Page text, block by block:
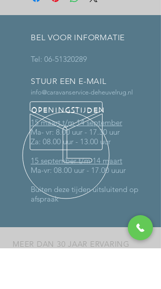
BEL VOOR INFORMATIE
Tel: 06-51320289
STUUR EEN E-MAIL
info@caravanservice-deheuvelrug.nl
OPENINGSTIJDEN
15 maart t/m 14 september
Ma- vr: 8.00 uur - 17.30 uur
Za: 08.00 uur - 13.00 uur
15 september t/m 14 maart
Ma-vr: 08.00 uur - 17.00 uuur
Buiten deze tijden uitsluitend op
afspraak
MEER DAN 30 JAAR ERVARING